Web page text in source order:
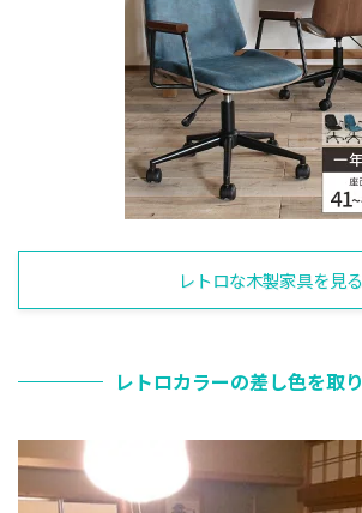
レトロな木製家具を見る
レトロカラーの差し色を取